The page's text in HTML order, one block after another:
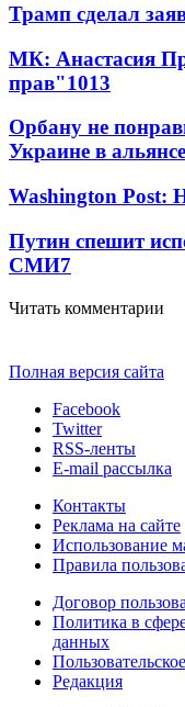
Трамп сделал
МК: Анастасия
прав"1013
Орбану не
Украине в альянсе
Washington Post:
Путин спешит
СМИ7
Читать комментарии
Полная версия сайта
Facebook
Twitter
RSS-ленты
E-mail рассылка
Контакты
Реклама на сайте
Использование
Правила
Договор
Политика в
данных
Редакция